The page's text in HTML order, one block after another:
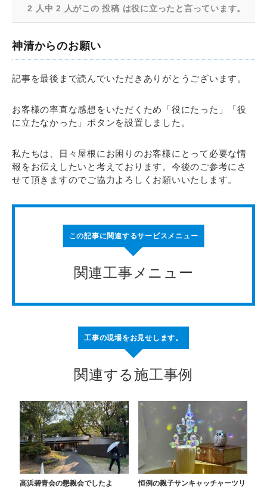
2 人中 2 人がこの 投稿 は役に立ったと言っています。
神清からのお願い
記事を最後まで読んでいただきありがとうございます。
お客様の率直な感想をいただくため「役にたった」「役
に立たなかった」ボタンを設置しました。
私たちは、日々屋根にお困りのお客様にとって必要な情
報をお伝えしたいと考えております。今後のご参考にさ
せて頂きますのでご協力よろしくお願いいたします。
この記事に関連するサービスメニュー
関連工事メニュー
工事の現場をお見せします。
関連する施工事例
高浜碧青会の懇親会でしたよ 恒例の親子サンキャッチャーツリ